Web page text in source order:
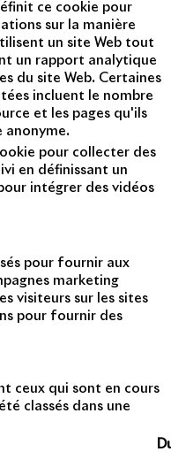
ce cookie pour
sur la manière
un site Web tout
un rapport analytique
du site Web. Certaines
incluent le nombre
et les pages qu'ils
anonyme.
pour collecter des
en définissant un
intégrer des vidéos
pour fournir aux
marketing
visiteurs sur les sites
pour fournir des
ceux qui sont en cours
classés dans une